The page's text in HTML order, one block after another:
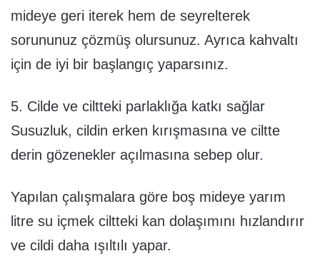
mideye geri iterek hem de seyrelterek
sorununuz çözmüş olursunuz. Ayrıca kahvaltı
için de iyi bir başlangıç yaparsınız.
5. Cilde ve ciltteki parlaklığa katkı sağlar
Susuzluk, cildin erken kırışmasına ve ciltte
derin gözenekler açılmasına sebep olur.
Yapılan çalışmalara göre boş mideye yarım
litre su içmek ciltteki kan dolaşımını hızlandırır
ve cildi daha ışıltılı yapar.